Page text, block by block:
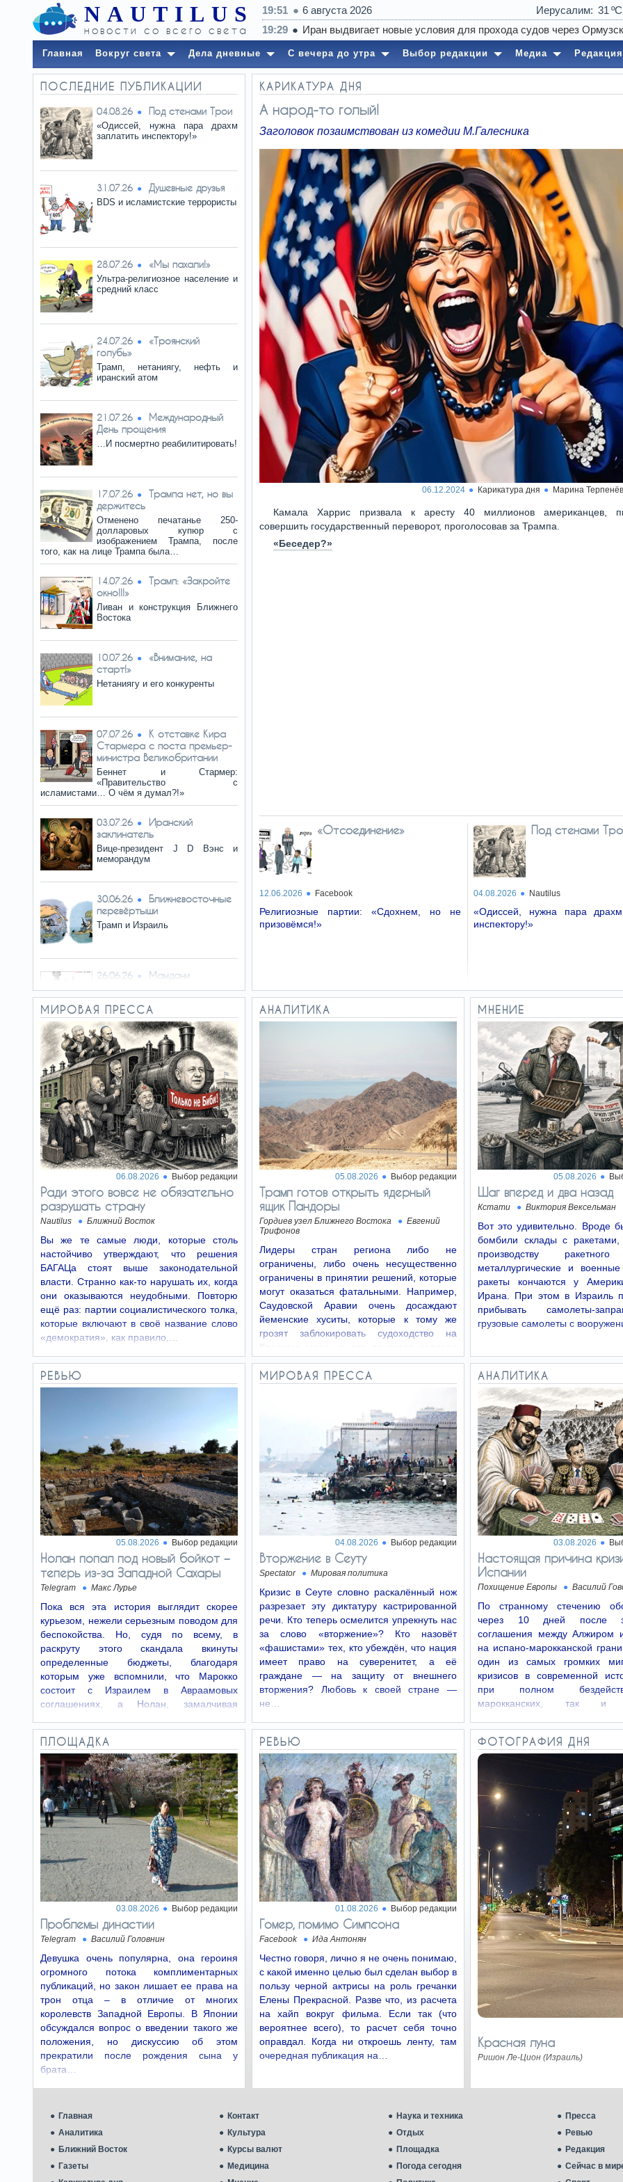
NAUTILUS
новости со всего света
19:51 6 августа 2026 Иерусалим 31
Главная Вокруг света Дела дневные С вечера до утра Выбор редакции Медиа Редакция
ПОСЛЕДНИЕ ПУБЛИКАЦИИ
04.08.26 Под стенами Трои
«Одиссей, нужна пара драхм
заплатить инспектору!»
31.07.26 Душевные друзья
BDS и исламистские террористы
28.07.26 «Мы пахали!»
Ультра-религиозное население и
средний класс
24.07.26
«Троянский
голубь»
Трамп, нетаниягу, нефть и
иранский атом
21.07.26
Международный
День прощения
…И посмертно реабилитировать!
17.07.26
Трампа нет, но вы
держитесь
Отменено печатанье 250-
долларовых купюр с
изображением Трампа, после
того, как на лице Трампа была…
14.07.26
Трамп: «Закройте
окно!!!»
Ливан и конструкция Ближнего
Востока
10.07.26
«Внимание, на
старт!»
Нетаниягу и его конкуренты
07.07.26
К отставке Кира
Стармера с поста премьер-
министра Великобритании
Беннет и Стармер:
«Правительство с
исламистами… О чём я думал?!»
03.07.26
Иранский
заклинатель
Вице-президент J D Вэнс и
меморандум
30.06.26
Ближневосточные
перевёртыши
Трамп и Израиль
26.06.26
Мамдани
23.06.26 Идём на выборы
Ну, снова харедим рулят? Лишь
бы не «Демократы»
19.06.26
Изнанка их
лозунгов
За призывами оппозиционных
партий кроется готовность
вступить в коалицию с левыми
радикалами
16.06.26
проезда
С синей мигалкой
12.06.26 «Отсоединение»
Религиозные партии: «Сдохнем,
но не призовёмся!»
КАРИКАТУРА ДНЯ
А народ-то голый!
Заголовок позаимствован из комедии М.Галесника
06.12.2024 Карикатура дня Марина
Камала Харрис призвала к аресту 40 миллионов американцев,
совершить государственный переворот, проголосовав за Трампа.
«Беседер?»
«Отсоединение»
12.06.2026 Facebook
Религиозные партии: «Сдохнем, но не
призовёмся!»
Под стенами
04.08.2026 Nautilus
«Одиссей, нужна пара драхм
инспектору!»
МИРОВАЯ ПРЕССА
06.08.2026 Выбор редакции
Ради этого вовсе не обязательно
разрушать страну
Nautilus Ближний Восток
Вы же те самые люди, которые столь
настойчиво утверждают, что решения
БАГАЦа стоят выше законодательной
власти. Странно как-то нарушать их, когда
они оказываются неудобными. Повторю
ещё раз: партии социалистического толка,
которые включают в своё название слово
«демократия», как правило,…
АНАЛИТИКА
05.08.2026 Выбор редакции
Трамп готов открыть ядерный
ящик Пандоры
Гордиев узел Ближнего Востока
Евгений
Трифонов
Лидеры стран региона либо не
ограничены, либо очень несущественно
ограничены в принятии решений, которые
могут оказаться фатальными. Например,
Саудовской Аравии очень досаждают
йеменские хуситы, которые к тому же
грозят заблокировать судоходство на
Красном море, а это означает коллапс
саудовского…
МНЕНИЕ
05.08.2026
Шаг вперед и два назад
Кстати Виктория Вексельман
Вот это удивительно. Вроде
бомбили склады с
производству ракетного
металлургические и
ракеты кончаются у
Ирана. При этом в Израиль
прибывать самолеты-
грузовые самолеты с
РЕВЬЮ
05.08.2026 Выбор редакции
Нолан попал под новый бойкот −
теперь из‑за Западной Сахары
Telegram Макс Лурье
Пока вся эта история выглядит скорее
курьезом, нежели серьезным поводом для
беспокойства. Но, судя по всему, в
раскруту этого скандала вкинуты
определенные бюджеты, благодаря
которым уже вспомнили, что Марокко
состоит с Израилем в Авраамовых
соглашениях, а Нолан, замалчивая
МИРОВАЯ ПРЕССА
04.08.2026 Выбор редакции
Вторжение в Сеуту
Spectator Мировая политика
Кризис в Сеуте словно раскалённый нож
разрезает эту диктатуру кастрированной
речи. Кто теперь осмелится упрекнуть нас
за слово «вторжение»? Кто назовёт
«фашистами» тех, кто убеждён, что нация
имеет право на суверенитет, а её
граждане — на защиту от внешнего
вторжения? Любовь к своей стране —
не…
АНАЛИТИКА
03.08.2026
Настоящая причина
Испании
Похищение Европы Василий
По странному стечению
через 10 дней после
соглашения между Алжиром
на испано-марокканской
один из самых громких
кризисов в современной
при полном
марокканских, так и
ПЛОЩАДКА
03.08.2026 Выбор редакции
Проблемы династии
Telegram Василий Головнин
Девушка очень популярна, она героиня
огромного потока комплиментарных
публикаций, но закон лишает ее права на
трон отца – в отличие от многих
королевств Западной Европы. В Японии
обсуждался вопрос о введении такого же
положения, но дискуссию об этом
прекратили после рождения сына у
брата…
РЕВЬЮ
01.08.2026 Выбор редакции
Гомер, помимо Симпсона
Facebook Ида Антонян
Честно говоря, лично я не очень понимаю,
с какой именно целью был сделан выбор в
пользу черной актрисы на роль гречанки
Елены Прекрасной. Разве что, из расчета
на хайп вокруг фильма. Если так (что
вероятнее всего), то расчет себя точно
оправдал. Когда ни откроешь ленту, там
очередная публикация на…
ФОТОГРАФИЯ ДНЯ
Красная луна
Ришон Ле-Цион (Израиль)
Главная Контакт Наука и техника Пресса
Аналитика
Культура Отдых Ревью
Ближний Восток
Курсы валют Площадка Редакция
Газеты
Медицина Погода сегодня Сейчас в